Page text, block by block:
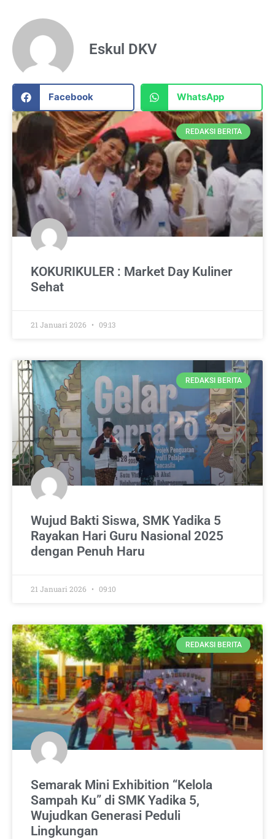
Eskul DKV
Facebook WhatsApp
REDAKSI BERITA
KOKURIKULER : Market Day Kuliner
Sehat
21 Januari 2026 09:13
REDAKSI BERITA
Wujud Bakti Siswa, SMK Yadika 5
Rayakan Hari Guru Nasional 2025
dengan Penuh Haru
21 Januari 2026 09:10
REDAKSI BERITA
Semarak Mini Exhibition “Kelola
Sampah Ku” di SMK Yadika 5,
Wujudkan Generasi Peduli
Lingkungan